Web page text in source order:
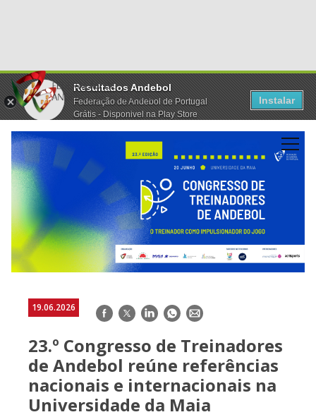
Resultados Andebol
Federação de Andebol de Portugal
Grátis - Disponivel na Play Store
Instalar
19.06.2026 Facebook
TwitterLinkedInWhatsApp
E-
23.º Congresso de Treinadores
de Andebol reúne referências
nacionais e internacionais na
Universidade da Maia